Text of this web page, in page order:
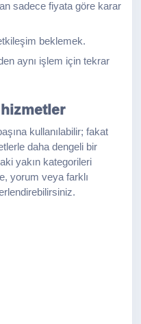
sadece fiyata göre karar
beklemek.
aynı işlem için tekrar
kullanılabilir; fakat
daha dengeli bir
yakın kategorileri
yorum veya farklı